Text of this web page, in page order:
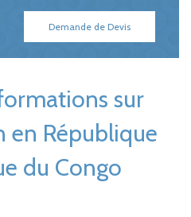
Demande de Devis
sur
en République
du Congo